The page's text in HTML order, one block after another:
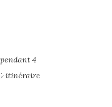
4
itinéraire